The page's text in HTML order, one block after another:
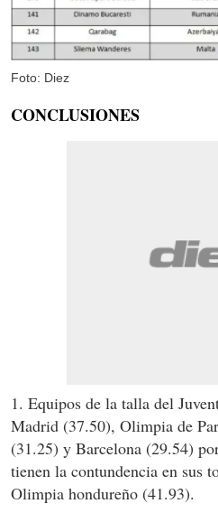
Foto: Diez
CONCLUSIONES
1. Equipos de la talla del
Madrid (37.50), Olimpia de
(31.25) y Barcelona (29.54)
tienen la contundencia en sus
Olimpia hondureño (41.93).